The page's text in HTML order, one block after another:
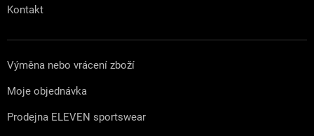
Kontakt
Výměna nebo vrácení zboží
Moje objednávka
Prodejna ELEVEN sportswear